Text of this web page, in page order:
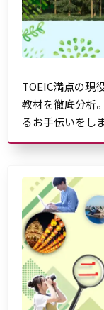
TOEIC満点の現
教材を徹底分析
るお手伝いをし